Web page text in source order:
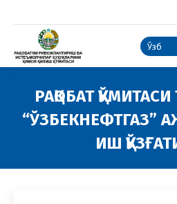
Ўзб
РАҚОБАТ
“ЎЗБЕКНЕФТГАЗ”
ИШ